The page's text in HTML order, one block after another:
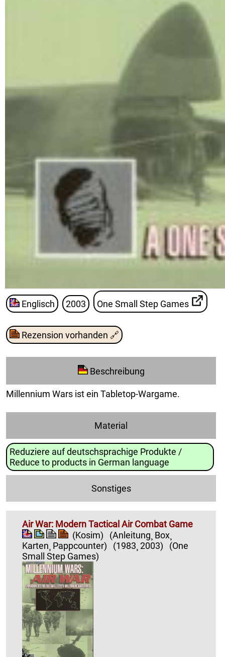
Englisch 2003 One Small Step Games
Rezension vorhanden 🔗
Beschreibung
Millennium Wars ist ein Tabletop-Wargame.
Material
Reduziere auf deutschsprachige Produkte /
Reduce to products in German language
Sonstiges
Air War: Modern Tactical Air Combat Game
(Kosim)
(Anleitung¸ Box¸
Karten¸ Pappcounter)
(1983¸ 2003)
(One
Small Step Games)